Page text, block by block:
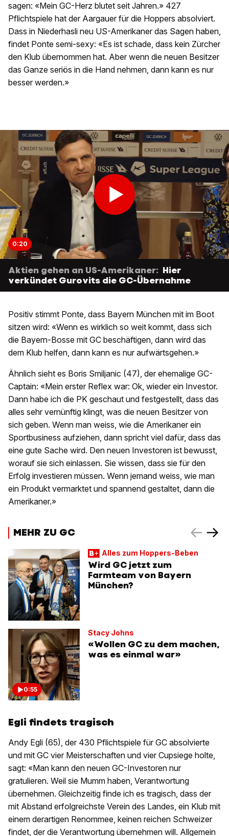
sagen: «Mein GC-Herz blutet seit Jahren.» 427
Pflichtspiele hat der Aargauer für die Hoppers absolviert.
Dass in Niederhasli neu US-Amerikaner das Sagen haben,
findet Ponte semi-sexy: «Es ist schade, dass kein Zürcher
den Klub übernommen hat. Aber wenn die neuen Besitzer
das Ganze seriös in die Hand nehmen, dann kann es nur
besser werden.»
0:20
Aktien gehen an US-Amerikaner: Hier
verkündet Gurovits die GC-Übernahme
Positiv stimmt Ponte, dass Bayern München mit im Boot
sitzen wird: «Wenn es wirklich so weit kommt, dass sich
die Bayern-Bosse mit GC beschäftigen, dann wird das
dem Klub helfen, dann kann es nur aufwärtsgehen.»
Ähnlich sieht es Boris Smiljanic (47), der ehemalige GC-
Captain: «Mein erster Reflex war: Ok, wieder ein Investor.
Dann habe ich die PK geschaut und festgestellt, dass das
alles sehr vernünftig klingt, was die neuen Besitzer von
sich geben. Wenn man weiss, wie die Amerikaner ein
Sportbusiness aufziehen, dann spricht viel dafür, dass das
eine gute Sache wird. Den neuen Investoren ist bewusst,
worauf sie sich einlassen. Sie wissen, dass sie für den
Erfolg investieren müssen. Wenn jemand weiss, wie man
ein Produkt vermarktet und spannend gestaltet, dann die
Amerikaner.»
MEHR ZU GC
Alles zum Hoppers-Beben
Wird GC jetzt zum
Farmteam von Bayern
München?
0:55
Stacy Johns
«Wollen GC zu dem machen,
was es einmal war»
Egli findets tragisch
Andy Egli (65), der 430 Pflichtspiele für GC absolvierte
und mit GC vier Meisterschaften und vier Cupsiege holte,
sagt: «Man kann den neuen GC-Investoren nur
gratulieren. Weil sie Mumm haben, Verantwortung
übernehmen. Gleichzeitig finde ich es tragisch, dass der
mit Abstand erfolgreichste Verein des Landes, ein Klub mit
einem derartigen Renommee, keinen reichen Schweizer
findet, der die Verantwortung übernehmen will. Allgemein